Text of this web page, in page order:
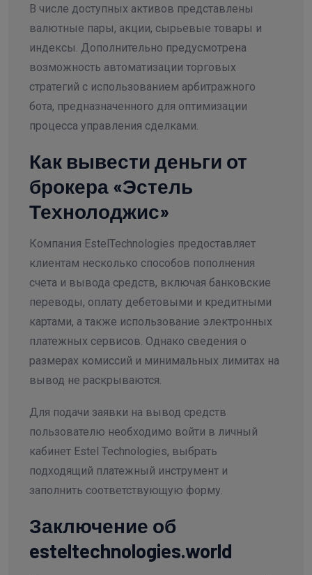
В числе доступных активов представлены
валютные пары, акции, сырьевые товары и
индексы. Дополнительно предусмотрена
возможность автоматизации торговых
стратегий с использованием арбитражного
бота, предназначенного для оптимизации
процесса управления сделками.
Как вывести деньги от
брокера «Эстель
Технолоджис»
Компания EstelTechnologies предоставляет
клиентам несколько способов пополнения
счета и вывода средств, включая банковские
переводы, оплату дебетовыми и кредитными
картами, а также использование электронных
платежных сервисов. Однако сведения о
размерах комиссий и минимальных лимитах на
вывод не раскрываются.
Для подачи заявки на вывод средств
пользователю необходимо войти в личный
кабинет Estel Technologies, выбрать
подходящий платежный инструмент и
заполнить соответствующую форму.
Заключение об
esteltechnologies.world